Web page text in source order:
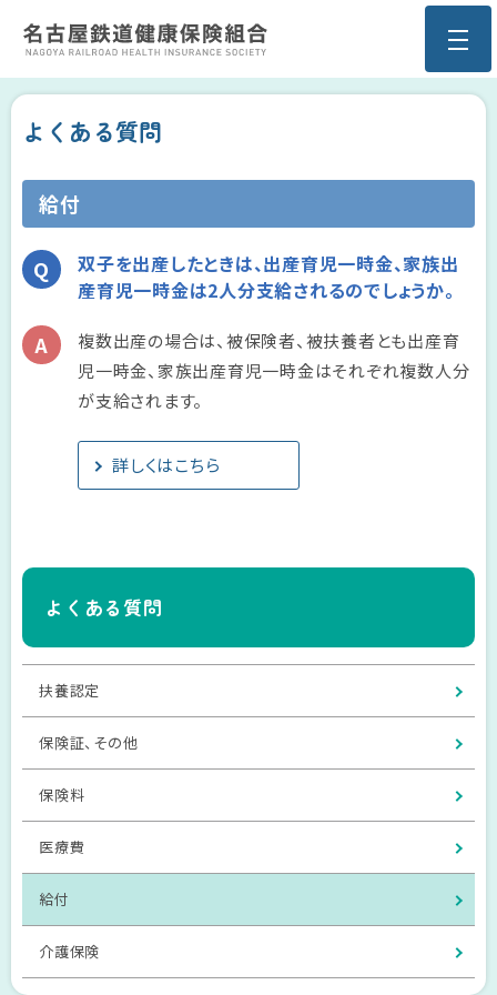
よくある質問
給付
双子を出産したときは、出産育児一時金、家族出
産育児一時金は2人分支給されるのでしょうか。
複数出産の場合は、被保険者、被扶養者とも出産育
児一時金、家族出産育児一時金はそれぞれ複数人分
が支給されます。
詳しくはこちら
よくある質問
扶養認定
保険証、その他
保険料
医療費
給付
介護保険